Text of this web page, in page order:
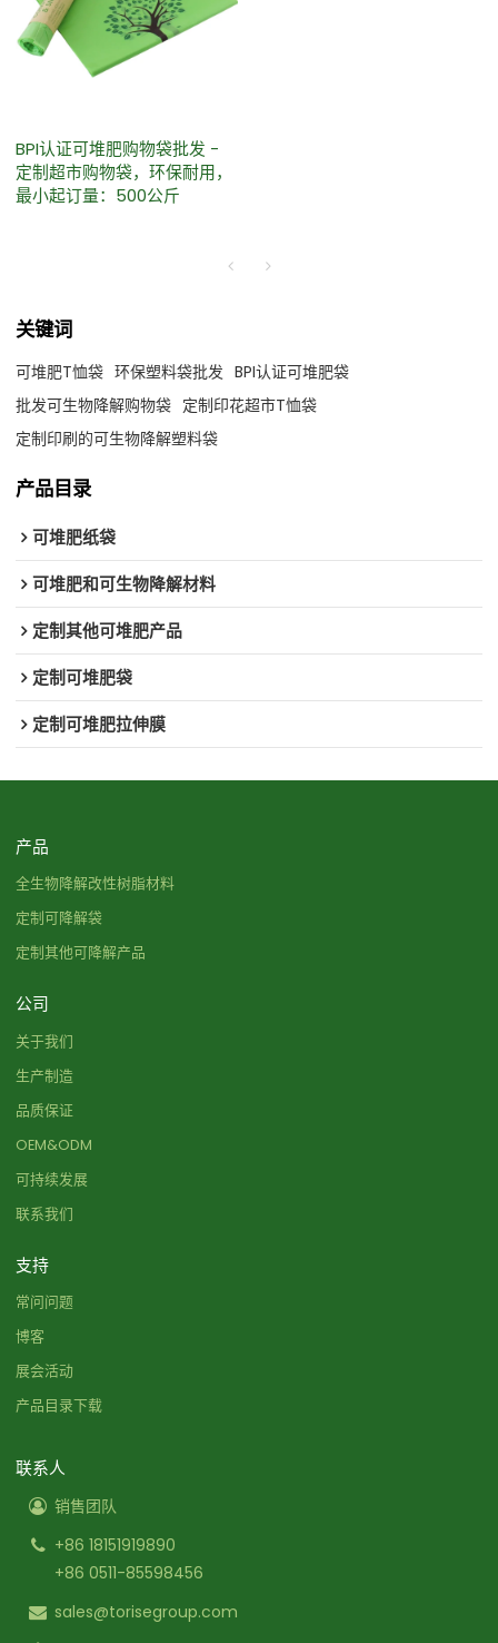
BPI认证可堆肥购物袋批发 -
定制超市购物袋，环保耐用，
最小起订量：500公斤
关键词
可堆肥T恤袋 环保塑料袋批发 BPI认证可堆肥袋
批发可生物降解购物袋 定制印花超市T恤袋
定制印刷的可生物降解塑料袋
产品目录
可堆肥纸袋
可堆肥和可生物降解材料
定制其他可堆肥产品
定制可堆肥袋
定制可堆肥拉伸膜
产品
全生物降解改性树脂材料
定制可降解袋
定制其他可降解产品
公司
关于我们
生产制造
品质保证
OEM&ODM
可持续发展
联系我们
支持
常问问题
博客
展会活动
产品目录下载
联系人
销售团队
+86 18151919890
+86 0511-85598456
sales@torisegroup.com